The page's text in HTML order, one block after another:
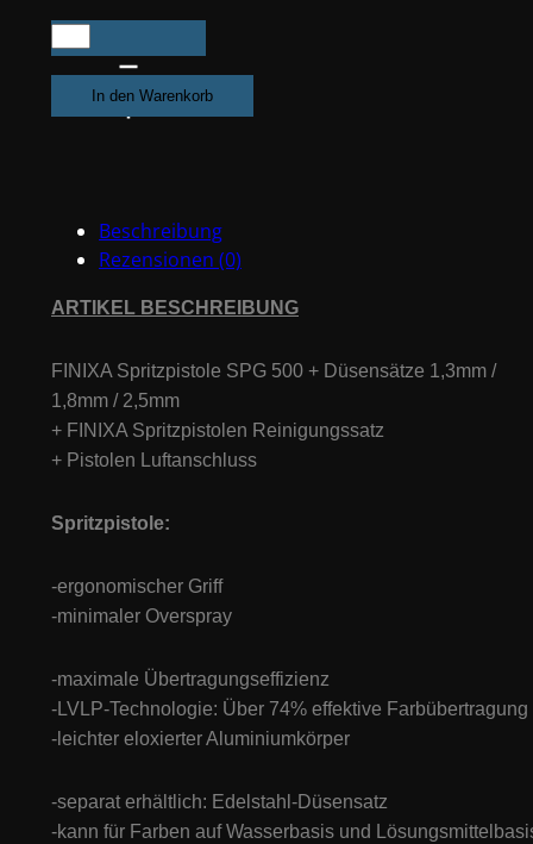
FINIXA
Spritzpistole
SPG500
+
1.8,
2.5mm,
&
Menge
In den Warenkorb
Beschreibung
Rezensionen (0)
ARTIKEL BESCHREIBUNG
FINIXA Spritzpistole SPG 500 + Düsensätze 1,3mm /
1,8mm / 2,5mm
+ FINIXA Spritzpistolen Reinigungssatz
+ Pistolen Luftanschluss
Spritzpistole:
-ergonomischer Griff
-minimaler Overspray
-maximale Übertragungseffizienz
-LVLP-Technologie: Über 74% effektive Farbübertragung
-leichter eloxierter Aluminiumkörper
-separat erhältlich: Edelstahl-Düsensatz
-kann für Farben auf Wasserbasis und